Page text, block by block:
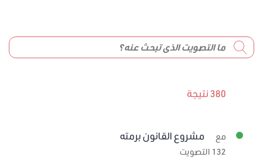
380 نتيجة
مع مشروع القانون برمته
132 التصويت